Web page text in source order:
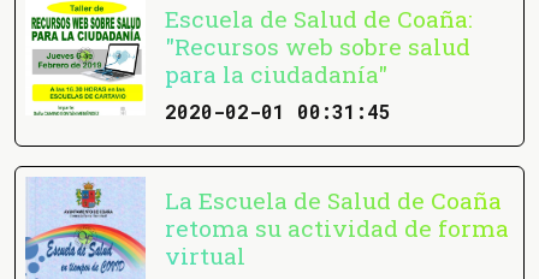
Escuela de Salud de Coaña:
"Recursos web sobre salud
para la ciudadanía"
2020-02-01 00:31:45
La Escuela de Salud de Coaña
retoma su actividad de forma
virtual